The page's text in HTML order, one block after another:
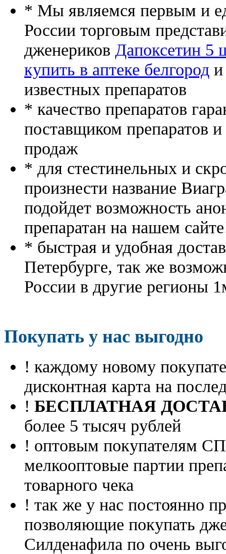
* Мы являемся первым и
России торговым
дженериков Дапоксетин 5
купить в аптеке белгород
известных препаратов
* качество препаратов
поставщиком препаратов
продаж
* для стестинельных и
произнести название
подойдет возможность
препаратан на нашем
* быстрая и удобная
Петербурге, так же
России в другие регионы
Покупать у нас выгодно
! каждому новому
дисконтная карта на
! БЕСПЛАТНАЯ
более 5 тысяч рублей
! оптовым покупателям
мелкооптовые партии
товарного чека
! так же у нас постоянно
позволяющие покупать
Силденафила по очень